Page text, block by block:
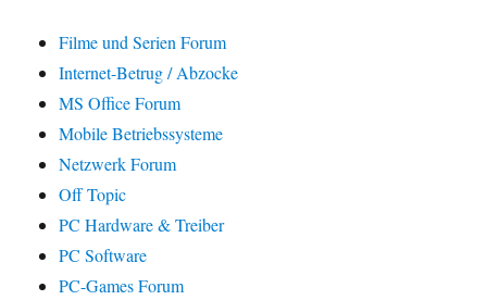
Filme und Serien Forum
Internet-Betrug / Abzocke
MS Office Forum
Mobile Betriebssysteme
Netzwerk Forum
Off Topic
PC Hardware & Treiber
PC Software
PC-Games Forum